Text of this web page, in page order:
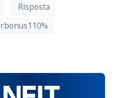
Risposta